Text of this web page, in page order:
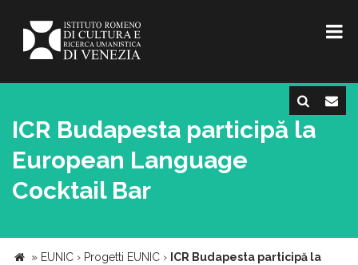
ICR Budapesta participă la
European Language
Cocktail Bar
» EUNIC › Progetti EUNIC › ICR Budapesta participă la